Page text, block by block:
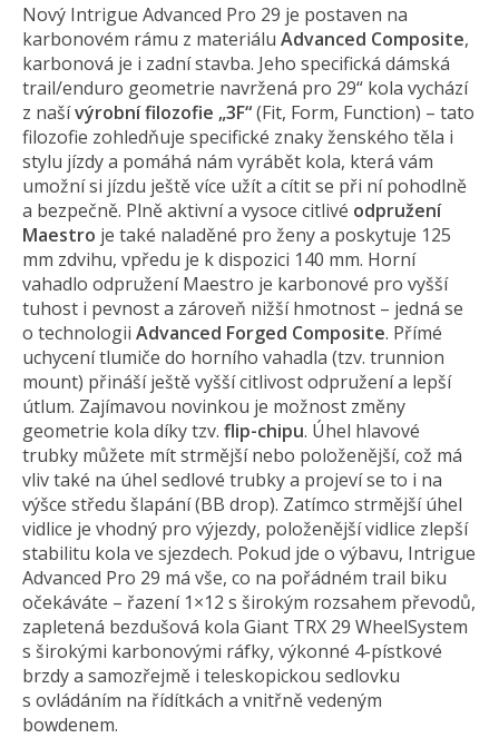
Nový Intrigue Advanced Pro 29 je postaven na
karbonovém rámu z materiálu Advanced Composite,
karbonová je i zadní stavba. Jeho specifická dámská
trail/enduro geometrie navržená pro 29“ kola vychází
z našívýrobní filozofie „3F“(Fit, Form, Function) – tato
filozofie zohledňuje specifické znaky ženského těla i
stylu jízdy a pomáhá nám vyrábět kola, která vám
umožní si jízdu ještě více užít a cítit se při ní pohodlně
a bezpečně. Plně aktivní a vysoce citlivé odpružení
Maestro je také naladěné pro ženy a poskytuje 125
mm zdvihu, vpředu je k dispozici 140 mm. Horní
vahadlo odpružení Maestro je karbonové pro vyšší
tuhost i pevnost a zároveň nižší hmotnost – jedná se
o technologii Advanced Forged Composite. Přímé
uchycení tlumiče do horního vahadla (tzv. trunnion
mount) přináší ještě vyšší citlivost odpružení a lepší
útlum. Zajímavou novinkou je možnost změny
geometrie kola díky tzv. flip-chipu. Úhel hlavové
trubky můžete mít strmější nebo položenější, což má
vliv také na úhel sedlové trubky a projeví se to i na
výšce středu šlapání (BB drop). Zatímco strmější úhel
vidlice je vhodný pro výjezdy, položenější vidlice zlepší
stabilitu kola ve sjezdech. Pokud jde o výbavu, Intrigue
Advanced Pro 29 má vše, co na pořádném trail biku
očekáváte – řazení 1×12 s širokým rozsahem převodů,
zapletená bezdušová kola Giant TRX 29 WheelSystem
s širokými karbonovými ráfky, výkonné 4-pístkové
brzdy a samozřejmě i teleskopickou sedlovku
s ovládáním na řídítkách a vnitřně vedeným
bowdenem.